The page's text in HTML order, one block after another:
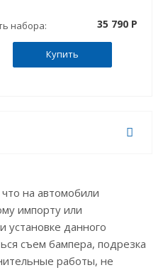
набора: 35 790 P
Купить
на автомобили
импорту или
данного
съем бампера, подрезка
работы, не